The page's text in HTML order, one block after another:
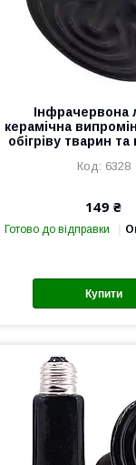
Інфрачервона
керамічна
обігріву тварин та
6328
149 ₴
Готово до відправки
Купити